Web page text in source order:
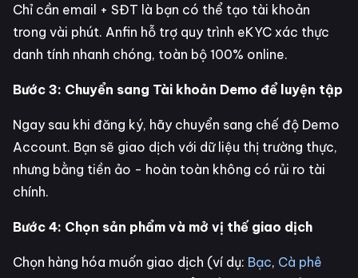
Chỉ cần email + SĐT là bạn có thể tạo tài khoản
trong vài phút. Anfin hỗ trợ quy trình eKYC xác thực
danh tính nhanh chóng, toàn bộ 100% online.
Bước 3: Chuyển sang Tài khoản Demo để luyện tập
Ngay sau khi đăng ký, hãy chuyển sang chế độ Demo
Account. Bạn sẽ giao dịch với dữ liệu thị trường thực,
nhưng bằng tiền ảo - hoàn toàn không có rủi ro tài
chính.
Bước 4: Chọn sản phẩm và mở vị thế giao dịch
Chọn hàng hóa muốn giao dịch (ví dụ: Bạc, Cà phê